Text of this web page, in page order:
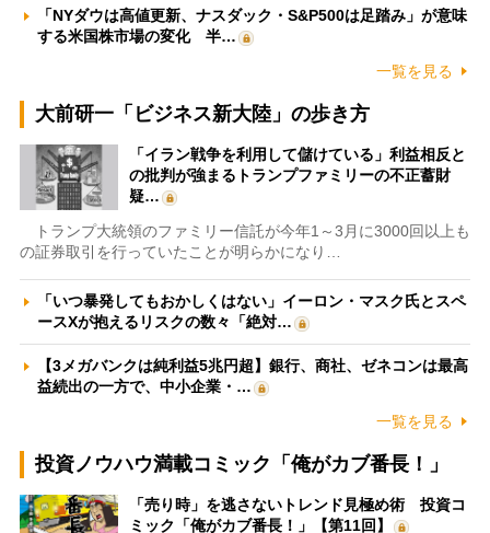
「NYダウは高値更新、ナスダック・S&P500は足踏み」が意味
する米国株市場の変化 半…
一覧を見る
大前研一「ビジネス新大陸」の歩き方
「イラン戦争を利用して儲けている」利益相反と
の批判が強まるトランプファミリーの不正蓄財
疑…
トランプ大統領のファミリー信託が今年1～3月に3000回以上も
の証券取引を行っていたことが明らかになり…
「いつ暴発してもおかしくはない」イーロン・マスク氏とスペ
ースXが抱えるリスクの数々「絶対…
【3メガバンクは純利益5兆円超】銀行、商社、ゼネコンは最高
益続出の一方で、中小企業・…
一覧を見る
投資ノウハウ満載コミック「俺がカブ番長！」
「売り時」を逃さないトレンド見極め術 投資コ
ミック「俺がカブ番長！」【第11回】